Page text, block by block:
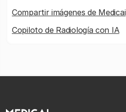
Compartir imágenes de Medicai
Copiloto de Radiología con IA